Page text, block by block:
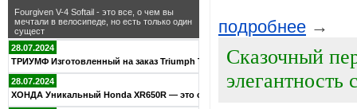
Fourgiven V-4 Softail - это все, о чем вы
мечтали в велосипеде, но есть только один
сущест
28.07.2024
ТРИУМФ Изготовленный на заказ Triumph TR6R Bobber — дань ува
28.07.2024
ХОНДА Уникальный Honda XR650R — это своего рода спецвыпуск н
подробнее →
Сказочный